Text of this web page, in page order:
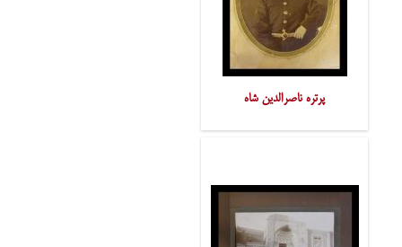
پرتره ناصرالدین شاه